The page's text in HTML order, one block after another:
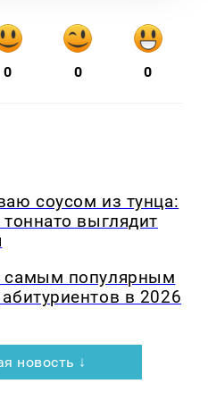
0 0 0
соусом из тунца:
тоннато выглядит
самым популярным
в 2026
новость ↓